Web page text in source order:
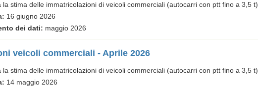
la stima delle immatricolazioni di veicoli commerciali (autocarri con ptt fino a 3,5 t)
16 giugno 2026
dei dati: maggio 2026
veicoli commerciali - Aprile 2026
la stima delle immatricolazioni di veicoli commerciali (autocarri con ptt fino a 3,5 t)
14 maggio 2026